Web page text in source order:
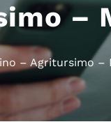
–
– Agritursimo –